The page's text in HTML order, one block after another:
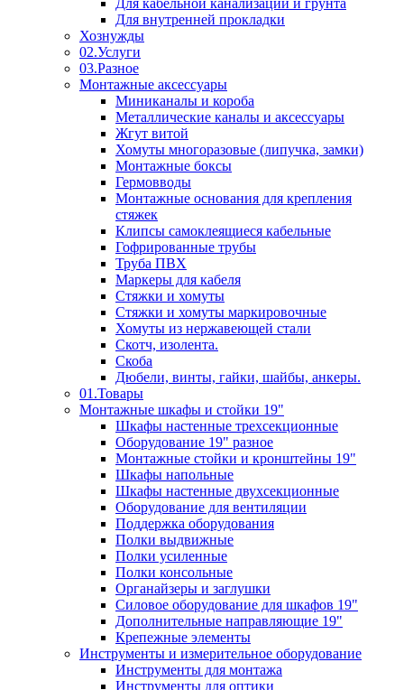
Для кабельной канализации и грунта
Для внутренней прокладки
Хознужды
02.Услуги
03.Разное
Монтажные аксессуары
Миниканалы и короба
Металлические каналы и аксессуары
Жгут витой
Хомуты многоразовые (липучка, замки)
Монтажные боксы
Гермовводы
Монтажные основания для крепления
стяжек
Клипсы самоклеящиеся кабельные
Гофрированные трубы
Труба ПВХ
Маркеры для кабеля
Стяжки и хомуты
Стяжки и хомуты маркировочные
Хомуты из нержавеющей стали
Скотч, изолента.
Скоба
Дюбели, винты, гайки, шайбы, анкеры.
01.Товары
Монтажные шкафы и стойки 19"
Шкафы настенные трехсекционные
Оборудование 19" разное
Монтажные стойки и кронштейны 19"
Шкафы напольные
Шкафы настенные двухсекционные
Оборудование для вентиляции
Поддержка оборудования
Полки выдвижные
Полки усиленные
Полки консольные
Органайзеры и заглушки
Силовое оборудование для шкафов 19"
Дополнительные направляющие 19"
Крепежные элементы
Инструменты и измерительное оборудование
Инструменты для монтажа
Инструменты для оптики